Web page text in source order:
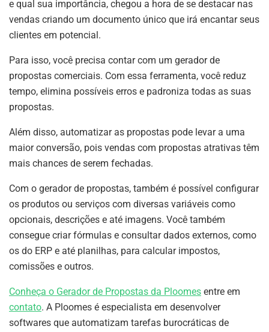
e qual sua importância, chegou a hora de se destacar nas
vendas criando um documento único que irá encantar seus
clientes em potencial.
Para isso, você precisa contar com um gerador de
propostas comerciais. Com essa ferramenta, você reduz
tempo, elimina possíveis erros e padroniza todas as suas
propostas.
Além disso, automatizar as propostas pode levar a uma
maior conversão, pois vendas com propostas atrativas têm
mais chances de serem fechadas.
Com o gerador de propostas, também é possível configurar
os produtos ou serviços com diversas variáveis como
opcionais, descrições e até imagens. Você também
consegue criar fórmulas e consultar dados externos, como
os do ERP e até planilhas, para calcular impostos,
comissões e outros.
Conheça o Gerador de Propostas da Ploomes entre em
contato. A Ploomes é especialista em desenvolver
softwares que automatizam tarefas burocráticas de